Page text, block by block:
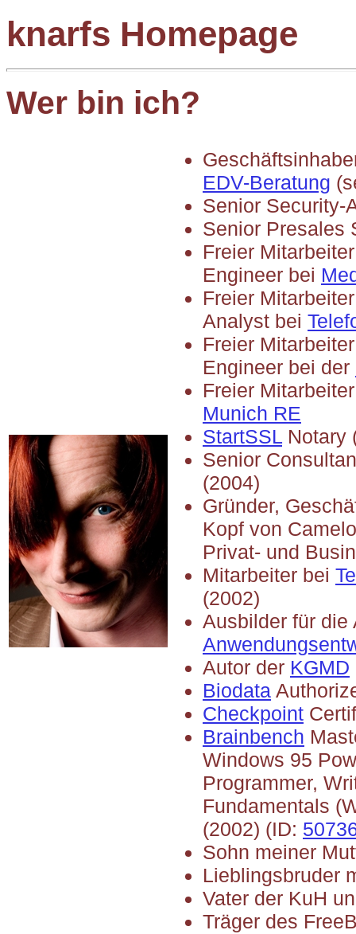
knarfs Homepage
Wer bin ich?
EDV-Beratung
Senior Security-
Senior Presales
Freier
Engineer bei
Freier
Analyst bei
Freier
Engineer bei der
Freier
Munich RE
StartSSL Notary
Senior
(2004)
Gründer,
Kopf von
Privat- und
Mitarbeiter bei
(2002)
Ausbilder für die
Autor der KGMD
Biodata
Checkpoint
Brainbench
Windows 95
Programmer,
Fundamentals
(2002) (ID:
Sohn meiner
Lieblingsbruder
Vater der KuH
Träger des